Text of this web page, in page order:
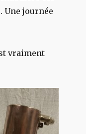
Une journée
vraiment